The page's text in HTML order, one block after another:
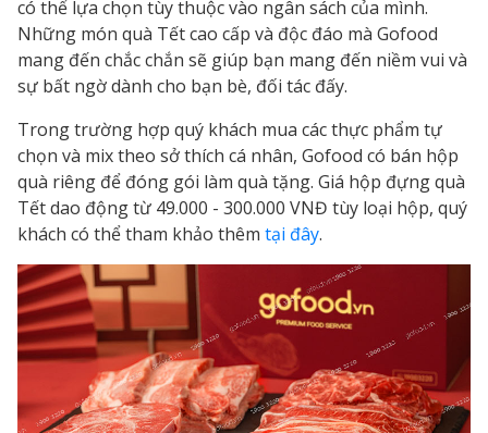
có thể lựa chọn tùy thuộc vào ngân sách của mình.
Những món quà Tết cao cấp và độc đáo mà Gofood
mang đến chắc chắn sẽ giúp bạn mang đến niềm vui và
sự bất ngờ dành cho bạn bè, đối tác đấy.
Trong trường hợp quý khách mua các thực phẩm tự
chọn và mix theo sở thích cá nhân, Gofood có bán hộp
quà riêng để đóng gói làm quà tặng. Giá hộp đựng quà
Tếtdao động từ 49.000 - 300.000 VNĐ tùy loại hộp, quý
khách có thể tham khảo thêm tại đây.